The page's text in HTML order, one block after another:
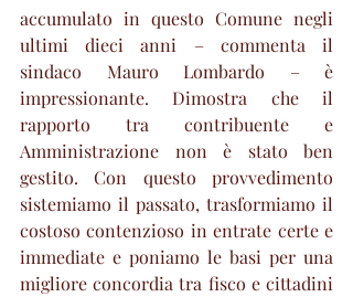
accumulato in questo Comune negli
ultimi dieci anni – commenta il
sindaco Mauro Lombardo – è
impressionante. Dimostra che il
rapporto tra contribuente e
Amministrazione non è stato ben
gestito. Con questo provvedimento
sistemiamo il passato, trasformiamo il
costoso contenzioso in entrate certe e
immediate e poniamo le basi per una
migliore concordia tra fisco e cittadini